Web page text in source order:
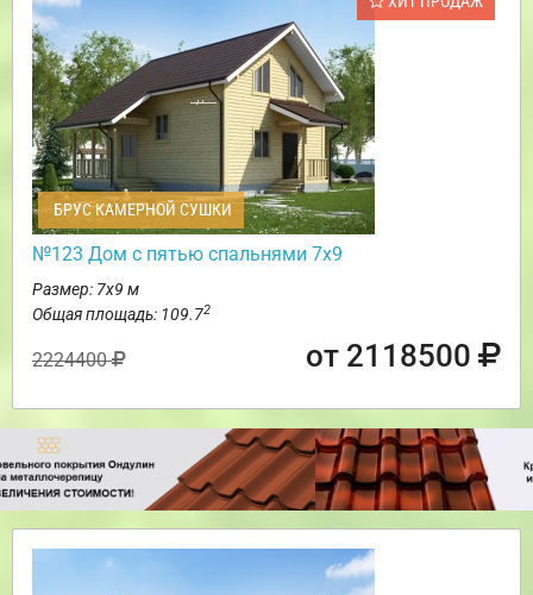
БРУС КАМЕРНОЙ СУШКИ
№123 Дом с пятью спальнями 7х9
Размер: 7х9 м
Общая площадь: 109.72
2224400 от 2118500